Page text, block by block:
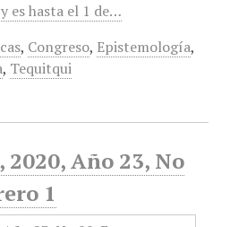
es hasta el 1 de…
, Congreso, Epistemología,
, Tequitqui
Año 23, No
1